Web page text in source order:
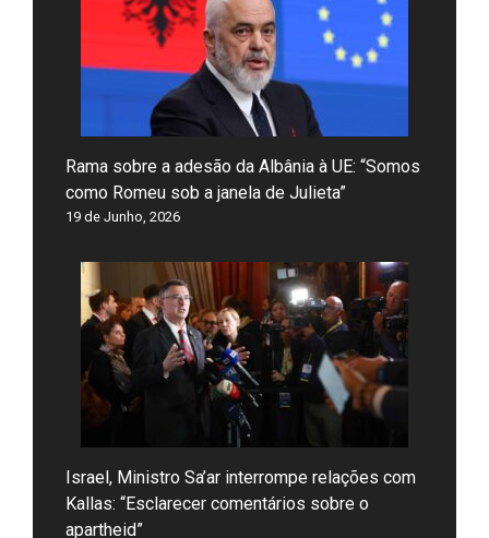
Rama sobre a adesão da Albânia à UE: “Somos
como Romeu sob a janela de Julieta”
19 de Junho, 2026
Israel, Ministro Sa’ar interrompe relações com
Kallas: “Esclarecer comentários sobre o
apartheid”